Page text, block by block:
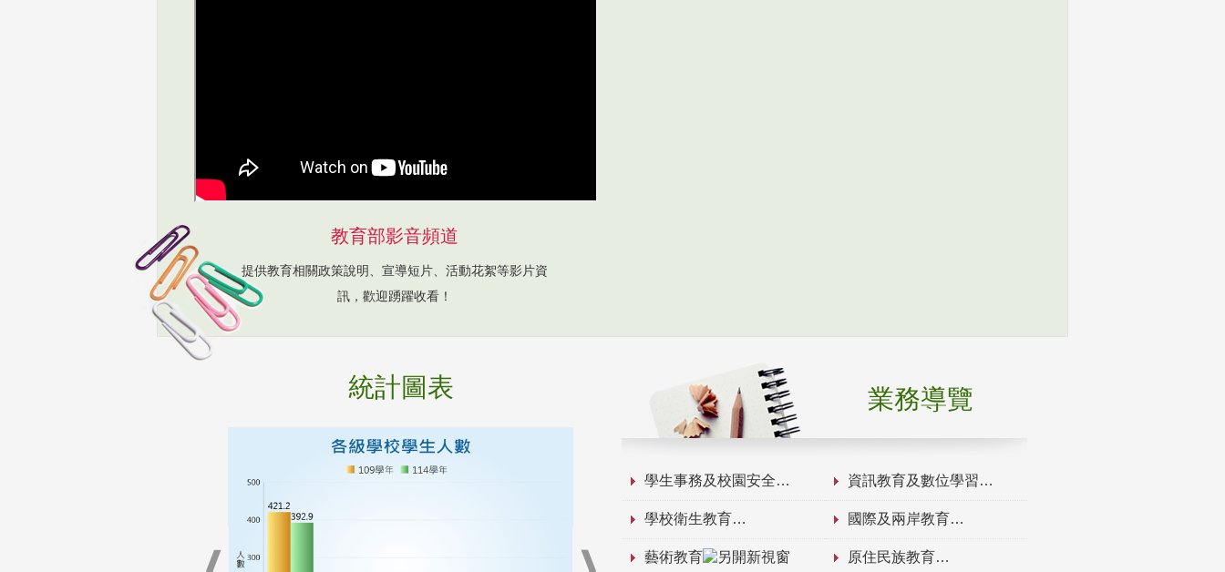
教育部影音頻道
提供教育相關政策說明、宣導短片、活動花絮等影片資
訊，歡迎踴躍收看！
統計圖表 業務導覽
學生事務及校園安全 資訊教育及數位學習
學校衛生教育 國際及兩岸教育
藝術教育 原住民族教育